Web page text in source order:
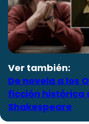
Ver también:
De novela a los
ficción histórica
Shakespeare